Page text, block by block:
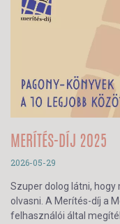
MERÍTÉS-DÍJ 2025
2026-05-29
Szuper dolog látni,
olvasni. A Merítés-díj a
felhasználói által